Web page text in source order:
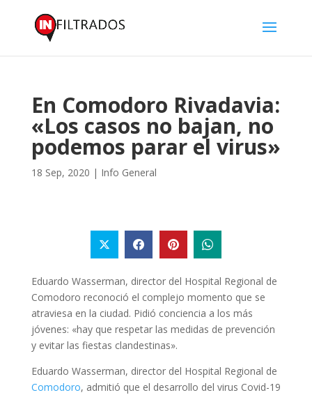
En Comodoro Rivadavia:
«Los casos no bajan, no
podemos parar el virus»
18 Sep, 2020 | Info General
Eduardo Wasserman, director del Hospital Regional de
Comodoro reconoció el complejo momento que se
atraviesa en la ciudad. Pidió conciencia a los más
jóvenes: «hay que respetar las medidas de prevención
y evitar las fiestas clandestinas».
Eduardo Wasserman, director del Hospital Regional de
Comodoro, admitió que el desarrollo del virus Covid-19